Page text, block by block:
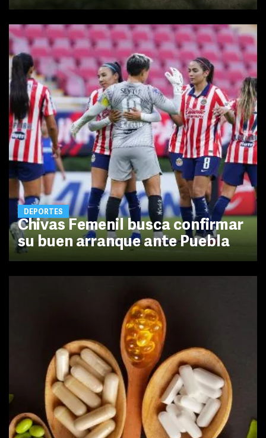
DEPORTES
Chivas Femenil busca confirmar
su buen arranque ante Puebla